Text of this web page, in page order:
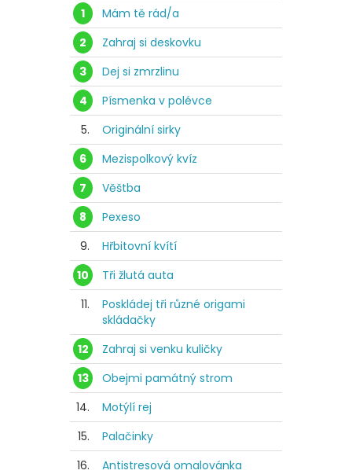
1
Mám tě rád/a
2
Zahraj si deskovku
3
Dej si zmrzlinu
4
Písmenka v polévce
5.
Originální sirky
6
Mezispolkový kvíz
7
Věštba
8
Pexeso
9.
Hřbitovní kvítí
10
Tři žlutá auta
11.
Poskládej tři různé origami
skládačky
12
Zahraj si venku kuličky
13
Obejmi památný strom
14.
Motýlí rej
15.
Palačinky
16.
Antistresová omalovánka